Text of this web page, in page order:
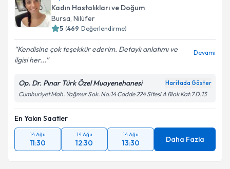
E-posta Adresiniz
kapsamda işlenmesini kabul ediyorum.
Kadın Hastalıkları ve Doğum
Bursa, Nilüfer
5 (469 Değerlendirme)
Kendisine çok teşekkür ederim. Detaylı anlatımı ve
ilgisi her...
Devamı
Op. Dr. Pınar Türk Özel Muayenehanesi Haritada Göster
Cumhuriyet Mah. Yağmur Sok. No:14 Cadde 224 Sitesi A Blok Kat:7 D:13
En Yakın Saatler
14 Ağu
11:30
14 Ağu
12:30
14 Ağu
13:30 Daha Fazla